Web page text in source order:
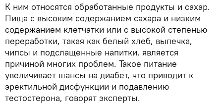
К ним относятся обработанные продукты и сахар.
Пища с высоким содержанием сахара и низким
содержанием клетчатки или с высокой степенью
переработки, такая как белый хлеб, выпечка,
чипсы и подслащенные напитки, является
причиной многих проблем. Такое питание
увеличивает шансы на диабет, что приводит к
эректильной дисфункции и подавлению
тестостерона, говорят эксперты.